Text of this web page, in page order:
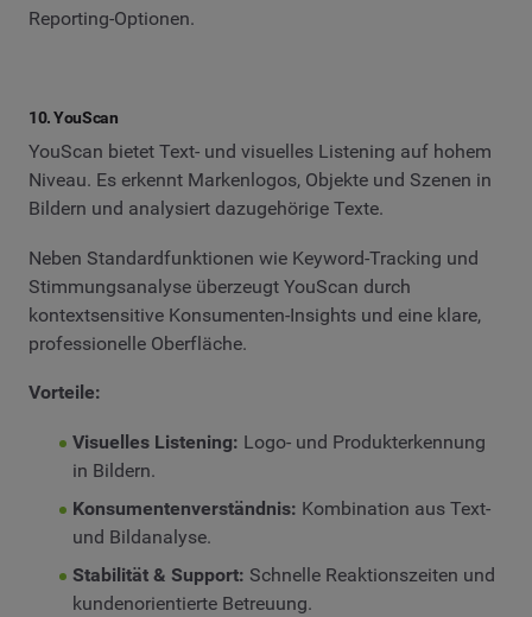
Reporting-Optionen.
10. YouScan
YouScan bietet Text- und visuelles Listening auf hohem
Niveau. Es erkennt Markenlogos, Objekte und Szenen in
Bildern und analysiert dazugehörige Texte.
Neben Standardfunktionen wie Keyword-Tracking und
Stimmungsanalyse überzeugt YouScan durch
kontextsensitive Konsumenten-Insights und eine klare,
professionelle Oberfläche.
Vorteile:
Visuelles Listening: Logo- und Produkterkennung
in Bildern.
Konsumentenverständnis: Kombination aus Text-
und Bildanalyse.
Stabilität & Support: Schnelle Reaktionszeiten und
kundenorientierte Betreuung.